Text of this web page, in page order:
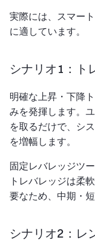
実際には、スマー
に適しています。
シナリオ1：ト
明確な上昇・下降
みを発揮します。
を取るだけで、シ
を増幅します。
固定レバレッジツ
トレバレッジは柔
要なため、中期・
シナリオ2：レ